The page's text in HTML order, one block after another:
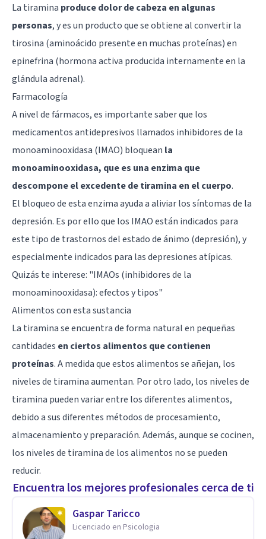
La tiramina produce dolor de cabeza en algunas
personas, y es un producto que se obtiene al convertir la
tirosina (aminoácido presente en muchas proteínas) en
epinefrina (hormona activa producida internamente en la
glándula adrenal).
Farmacología
A nivel de fármacos, es importante saber que los
medicamentos antidepresivos llamados inhibidores de la
monoaminooxidasa (IMAO) bloquean la
monoaminooxidasa, que es una enzima que
descompone el excedente de tiramina en el cuerpo.
El bloqueo de esta enzima ayuda a aliviar los síntomas de la
depresión. Es por ello que los IMAO están indicados para
este tipo de trastornos del estado de ánimo (depresión), y
especialmente indicados para las depresiones atípicas.
Quizás te interese: "IMAOs (inhibidores de la
monoaminooxidasa): efectos y tipos"
Alimentos con esta sustancia
La tiramina se encuentra de forma natural en pequeñas
cantidades en ciertos alimentos que contienen
proteínas. A medida que estos alimentos se añejan, los
niveles de tiramina aumentan. Por otro lado, los niveles de
tiramina pueden variar entre los diferentes alimentos,
debido a sus diferentes métodos de procesamiento,
almacenamiento y preparación. Además, aunque se cocinen,
los niveles de tiramina de los alimentos no se pueden
reducir.
Encuentra los mejores profesionales cerca de ti
Gaspar Taricco
Licenciado en Psicologia